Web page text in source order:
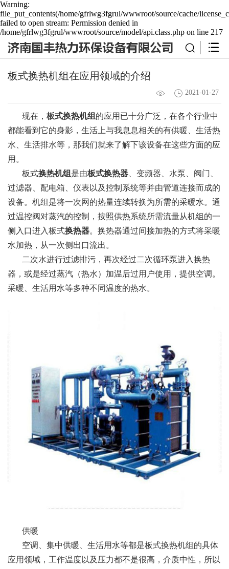
Warning:
file_put_contents(/home/gfrlwg3fgrul/wwwroot/source/cache/
failed to open stream: Permission denied in
/home/gfrlwg3fgrul/wwwroot/source/model/api.class.php on line 217
板式换热机组在应用领域的介绍
2021-01-27
现在， 板式换热机组 的应用已十分广泛，在各个行业中
都能看到它的身影，生活上与我息息相关的有供暖、生活热
水、生活排水等，那我们就来了解下该设备在这些方面的应
用。
板式换热机组 是由板式换热器 、变频器、水泵、阀门、
过滤器、配电箱、仪表以及控制系统等并由管道连接而成的
设备。机组是将一次网的热量连续转换为所需的采暖水。通
过温控阀对蒸汽的控制，按照供热系统所需流量从机组的一
侧入口进入板式换热器。换热器通过间接加热的方式将采暖
水加热，从一次侧出口流出。
二次水进行过滤排污，再次经过二次循环泵进入换热
器，或是经过蒸汽（热水）加温后过用户使用，提供空调。
采暖、生活用水等多种不同温度的热水。
供暖
空调、集中供暖、生活用水等都是板式换热机组的具体
应用领域，工作温度以及压力都不是很高，介质中性，所以